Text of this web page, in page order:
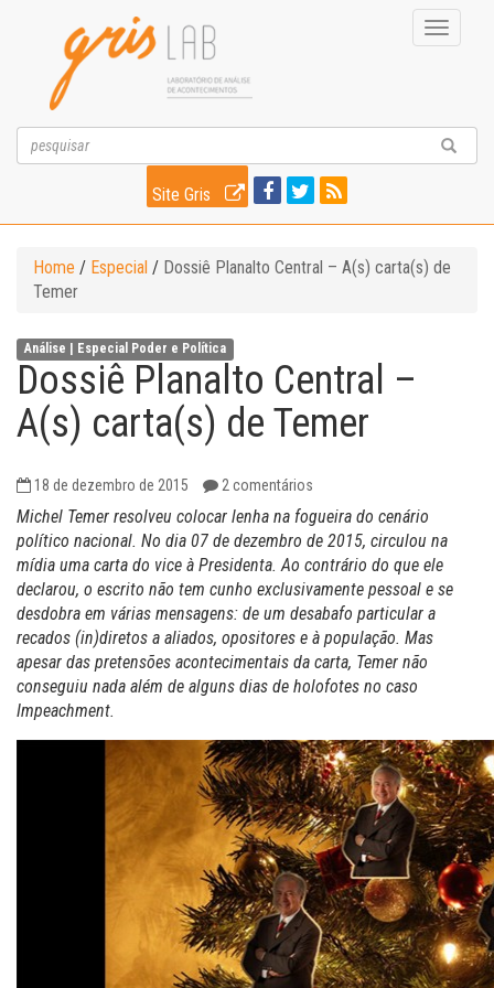
Toggle
Site Gris
Home / Especial / Dossiê Planalto Central – A(s) carta(s) de
Temer
Análise | Especial Poder e Política
Dossiê Planalto Central –
A(s) carta(s) de Temer
18 de dezembro de 2015 2 comentários
Michel Temer resolveu colocar lenha na fogueira do cenário
político nacional. No dia 07 de dezembro de 2015, circulou na
mídia uma carta do vice à Presidenta. Ao contrário do que ele
declarou, o escrito não tem cunho exclusivamente pessoal e se
desdobra em várias mensagens: de um desabafo particular a
recados (in)diretos a aliados, opositores e à população. Mas
apesar das pretensões acontecimentais da carta, Temer não
conseguiu nada além de alguns dias de holofotes no caso
Impeachment.